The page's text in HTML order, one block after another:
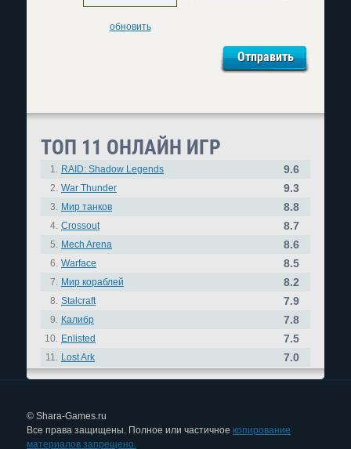
обновить
ТОП 11 ОНЛАЙН ИГР
1. RAID: Shadow Legends 9.6
2. War Thunder 9.3
3. Мир танков 8.8
4. Crossout 8.7
5. Mech Arena 8.6
6. Warface 8.5
7. Мир кораблей 8.2
8. Stalcraft 7.9
9. Калибр 7.8
10. Enlisted 7.5
11. Lost Ark 7.0
© Shara-Games.ru
Все права защищены. Полное или частичное копирование
материалов запрещено.